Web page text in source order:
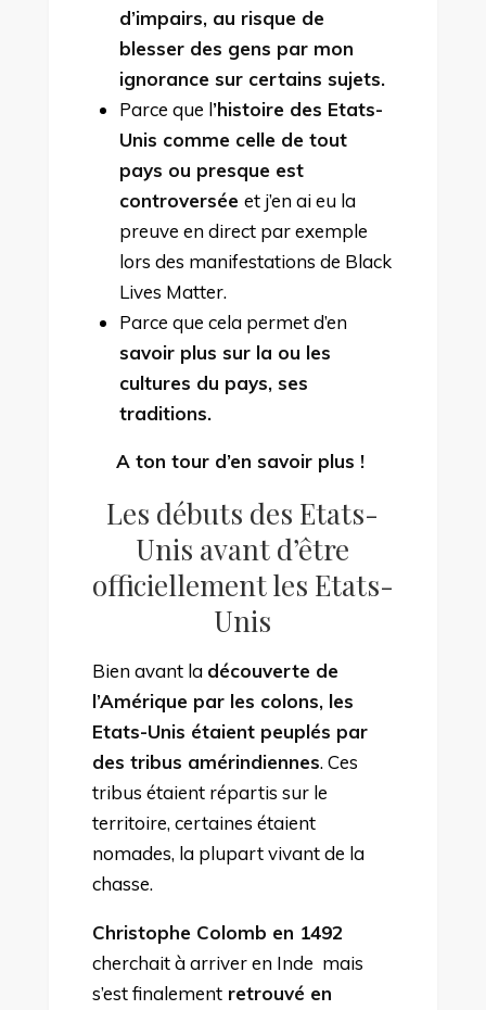
d’impairs, au risque de
blesser des gens par mon
ignorance sur certains sujets.
Parce que l’histoire des Etats-
Unis comme celle de tout
pays ou presque est
controverséeet j’en ai eu la
preuve en direct par exemple
lors des manifestations de Black
Lives Matter.
Parce que cela permet d’en
savoir plus sur la ou les
cultures du pays, ses
traditions.
A ton tour d’en savoir plus !
Les débuts des Etats-
Unis avant d’être
officiellement les Etats-
Unis
Bien avant la découverte de
l’Amérique par les colons, les
Etats-Unis étaient peuplés par
des tribus amérindiennes. Ces
tribus étaient répartis sur le
territoire, certaines étaient
nomades, la plupart vivant de la
chasse.
Christophe Colomb en 1492
cherchait à arriver en Inde mais
s’est finalementretrouvé en